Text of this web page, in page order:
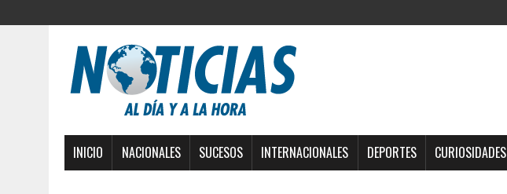
INICIO NACIONALES SUCESOS INTERNACIONALES DEPORTES CURIOSIDADES